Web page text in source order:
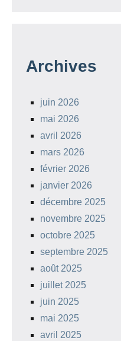
Archives
juin 2026
mai 2026
avril 2026
mars 2026
février 2026
janvier 2026
décembre 2025
novembre 2025
octobre 2025
septembre 2025
août 2025
juillet 2025
juin 2025
mai 2025
avril 2025